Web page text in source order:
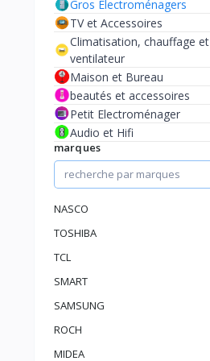
Gros Electroménagers
TV et Accessoires
Climatisation, chauffage et
ventilateur
Maison et Bureau
beautés et accessoires
Petit Electroménager
Audio et Hifi
marques
NASCO
TOSHIBA
TCL
SMART
SAMSUNG
ROCH
MIDEA